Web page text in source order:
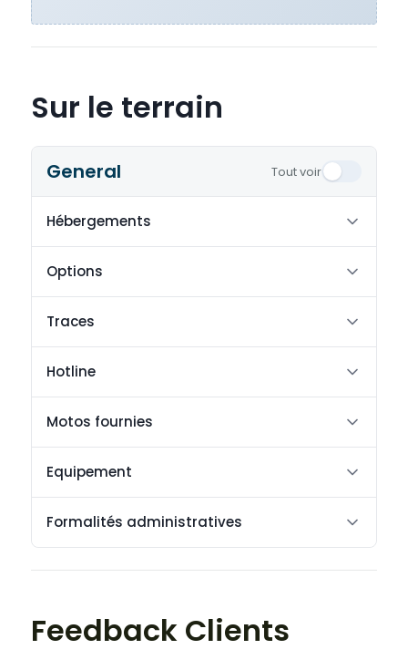
Sur le terrain
General Tout voir
Hébergements
Options
Traces
Hotline
Motos fournies
Equipement
Formalités administratives
Feedback Clients